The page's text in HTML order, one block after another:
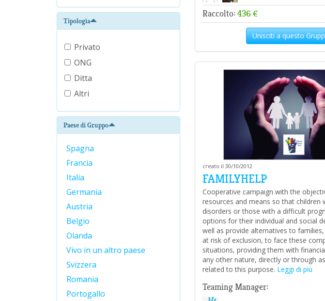
Tipologia
Privato
ONG
Ditta
Altri
Paese di Gruppo
Spagna
Francia
Italia
Germania
Austria
Belgio
Olanda
Vivo in un altro paese
Svizzera
Romania
Portogallo
Raccolto: 436 €
Unisciti a questo
creato il 30/10/2012
FAMILYHELP
Cooperative campaign with the
resources and means so that children
disorders or those with a difficult
options for their individual and social
well as provide alternatives to
at risk of exclusion, to face these
situations, providing them with
any other nature, directly or through
related to this purpose. Leggi di più
Teaming Manager: